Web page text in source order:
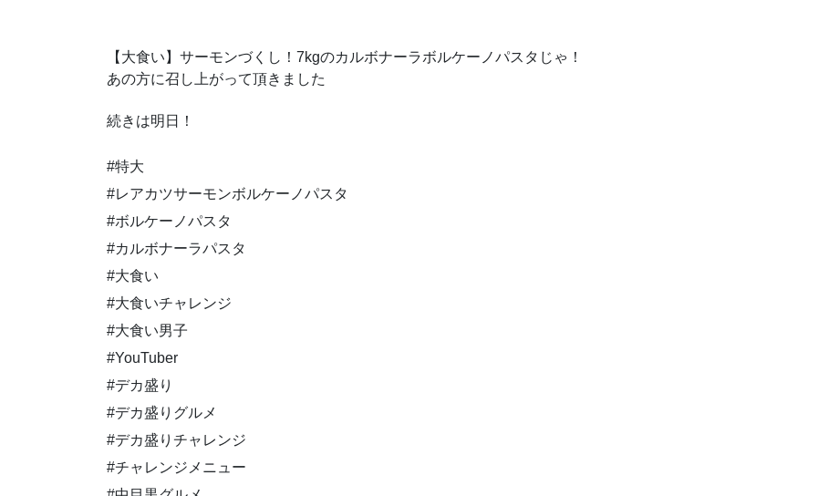
【大食い】サーモンづくし！7kgのカルボナーラボルケーノパスタじゃ！
あの方に召し上がって頂きました
続きは明日！
#特大
#レアカツサーモンボルケーノパスタ
#ボルケーノパスタ
#カルボナーラパスタ
#大食い
#大食いチャレンジ
#大食い男子
#YouTuber
#デカ盛り
#デカ盛りグルメ
#デカ盛りチャレンジ
#チャレンジメニュー